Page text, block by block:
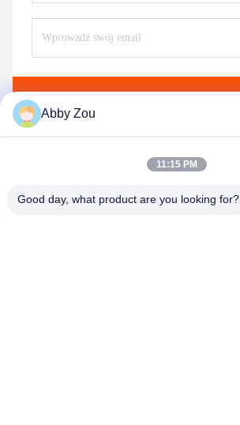
Abby Zou
11:15 PM
Good day, what product are you looking for?